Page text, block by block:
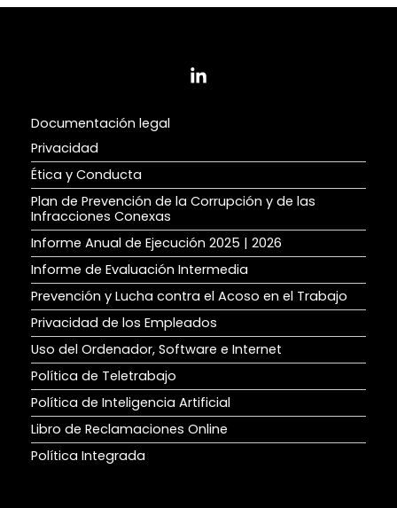
Documentación legal
Privacidad
Ética y Conducta
Plan de Prevención de la Corrupción y de las
Infracciones Conexas
Informe Anual de Ejecución 2025 | 2026
Informe de Evaluación Intermedia
Prevención y Lucha contra el Acoso en el Trabajo
Privacidad de los Empleados
Uso del Ordenador, Software e Internet
Política de Teletrabajo
Política de Inteligencia Artificial
Libro de Reclamaciones Online
Política Integrada